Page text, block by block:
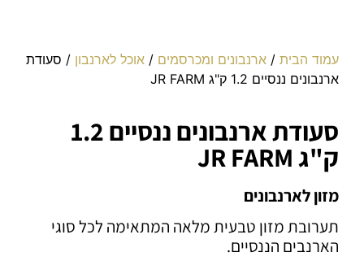
עמוד הבית /ארנבונים ומכרסמים /אוכל לארנבון / סעודת
ארנבונים ננסיים 1.2 ק"ג JR FARM
סעודת ארנבונים ננסיים 1.2
ק"ג JR FARM
מזון לארנבונים
תערובת מזון טבעית מלאה המתאימה לכל סוגי
הארנבים הננסיים.